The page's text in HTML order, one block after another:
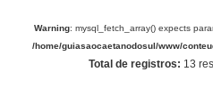
Warning: mysql_fetch_array() expects
/home/guiasaocaetanodosul/www/
Total de registros: 13